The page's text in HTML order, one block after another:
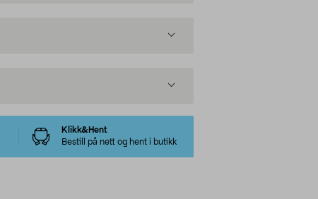
Klikk&Hent
Bestill på nett og hent i butikk